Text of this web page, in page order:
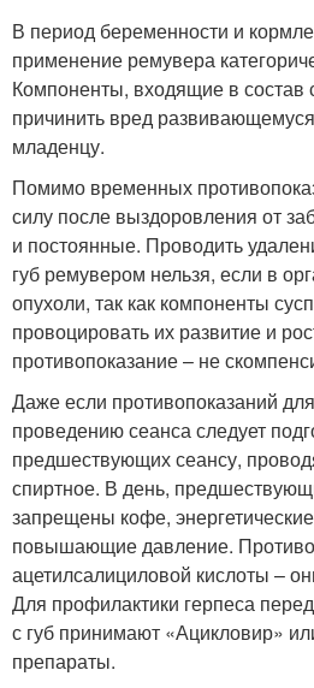
В период беременности и
применение ремувера
Компоненты, входящие в состав
причинить вред
младенцу.
Помимо временных
силу после выздоровления от
и постоянные. Проводить
губ ремувером нельзя, если в
опухоли, так как компоненты
провоцировать их развитие и
противопоказание – не
Даже если противопоказаний
проведению сеанса следует
предшествующих сеансу,
спиртное. В день,
запрещены кофе,
повышающие давление.
ацетилсалициловой кислоты –
Для профилактики герпеса
с губ принимают «Ацикловир»
препараты.